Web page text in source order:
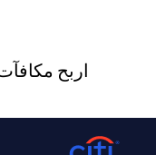
اربح